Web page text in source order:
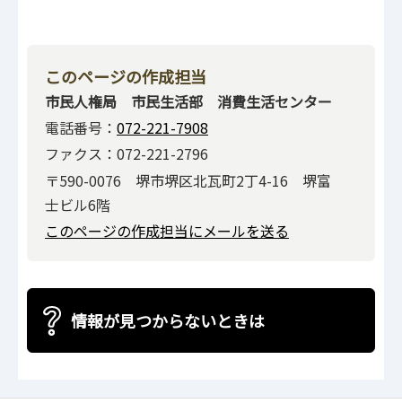
このページの作成担当
市民人権局 市民生活部 消費生活センター
電話番号： 072-221-7908
ファクス：072-221-2796
〒590-0076 堺市堺区北瓦町2丁4-16 堺富
士ビル6階
このページの作成担当にメールを送る
情報が見つからないときは